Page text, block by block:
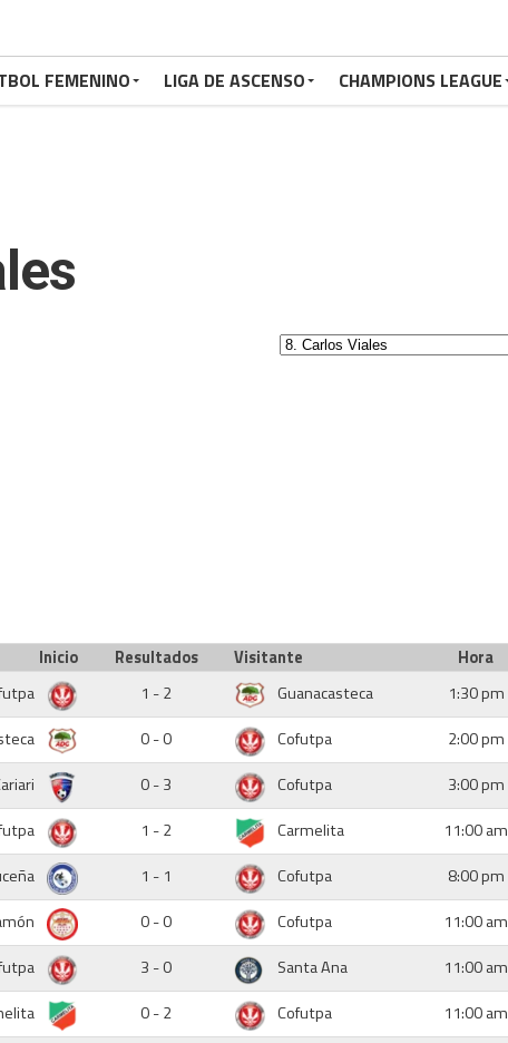
FEMENINO LIGA DE ASCENSO CHAMPIONS LEAGUE
Inicio Resultados Visitante
Hora
1 - 2 Guanacasteca
1:30 pm
0 - 0 Cofutpa
2:00 pm
0 - 3 Cofutpa
3:00 pm
1 - 2 Carmelita
11:00 am
1 - 1 Cofutpa
8:00 pm
0 - 0 Cofutpa
11:00 am
3 - 0 Santa Ana
11:00 am
0 - 2 Cofutpa
11:00 am